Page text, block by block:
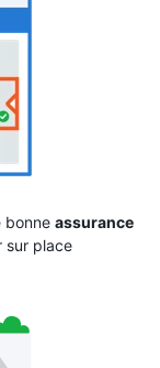
bonne assurance
sur place